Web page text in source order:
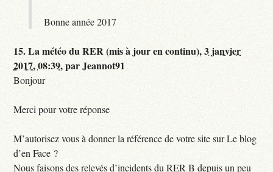
Bonne année 2017
15.La météo du RER (mis à jour en continu),3 janvier
2017, 08:39,parJeannot91
Bonjour
Merci pour votre réponse
M’autorisez vous à donner la référence de votre site sur Le blog
d’en Face ?
Nous faisons des relevés d’incidents du RER B depuis un peu